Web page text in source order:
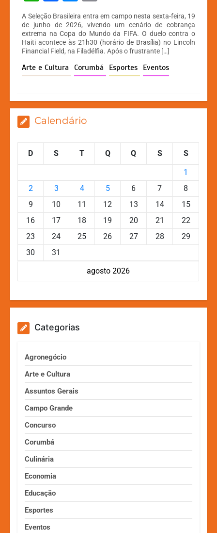
h
at
s
A
p
c
e
b
o
k
s
s
e
n
er
p
y
Li
n
A Seleção Brasileira entra em campo nesta sexta-feira, 19
de junho de 2026, vivendo um cenário de cobrança
extrema na Copa do Mundo da FIFA. O duelo contra o
Haiti acontece às 21h30 (horário de Brasília) no Lincoln
Financial Field, na Filadélfia. Após o frustrante […]
Arte e Cultura Corumbá Esportes Eventos
Calendário
agosto 2026
D S T Q Q S S
1
2
3 4 5 6 7
8
9
10 11 12 13 14
15
16
17 18 19 20 21
22
23
24 25 26 27 28
29
30
31
Categorias
Agronegócio
Arte e Cultura
Assuntos Gerais
Campo Grande
Concurso
Corumbá
Culinária
Economia
Educação
Esportes
Eventos